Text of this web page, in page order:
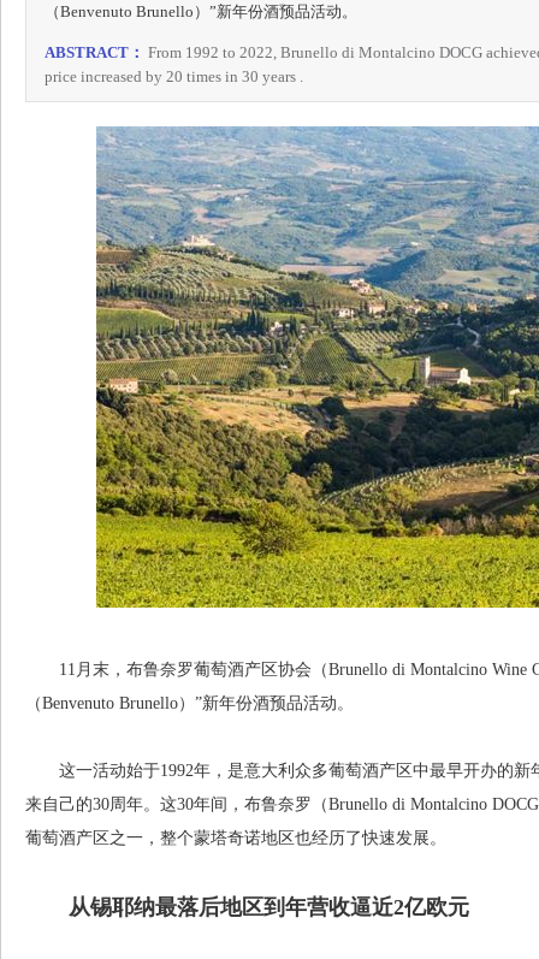
（Benvenuto Brunello）”新年份酒预品活动。
ABSTRACT： From 1992 to 2022, Brunello di Montalcino DOCG
price increased by 20 times in 30 years .
11月末，布鲁奈罗葡萄酒产区协会（Brunello di Montalcino Wine
（Benvenuto Brunello）”新年份酒预品活动。
这一活动始于1992年，是意大利众多葡萄酒产区中最早开办的新
来自己的30周年。这30年间，布鲁奈罗（Brunello di Montalcino
葡萄酒产区之一，整个蒙塔奇诺地区也经历了快速发展。
从锡耶纳最落后地区到年营收逼近2亿欧元